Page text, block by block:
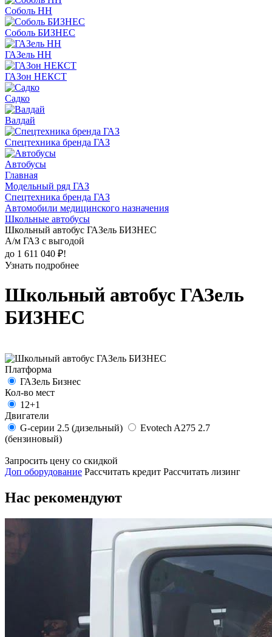
Соболь НН
Соболь БИЗНЕС
ГАЗель НН
ГАЗон НЕКСТ
Садко
Валдай
Спецтехника бренда ГАЗ
Автобусы
Главная
Модельный ряд ГАЗ
Спецтехника бренда ГАЗ
Автомобили медицинского назначения
Школьные автобусы
Школьный автобус ГАЗель БИЗНЕС
А/м ГАЗ с выгодой
до 1 611 040 ₽!
Узнать подробнее
Школьный автобус ГАЗель
БИЗНЕС
Платформа
ГАЗель Бизнес
Кол-во мест
12+1
Двигатели
G-серии 2.5 (дизельный)
Evotech A275 2.7
(бензиновый)
Запросить цену со скидкой
Доп оборудование Рассчитать кредит Рассчитать лизинг
Нас рекомендуют